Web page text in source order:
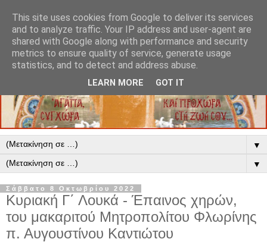
▼
▼
Σάββατο 8 Οκτωβρίου 2022
Κυριακή Γ΄ Λουκά - Έπαινος χηρών,
του μακαριτού Μητροπολίτου Φλωρίνης
π. Αυγουστίνου Καντιώτου
This site uses cookies from Google to deliver its services
and to analyze traffic. Your IP address and user-agent are
shared with Google along with performance and security
metrics to ensure quality of service, generate usage
statistics, and to detect and address abuse.
LEARN MORE GOT IT